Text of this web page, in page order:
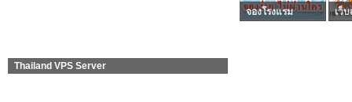
Thailand VPS Server
จองโรงแรม เว็บ